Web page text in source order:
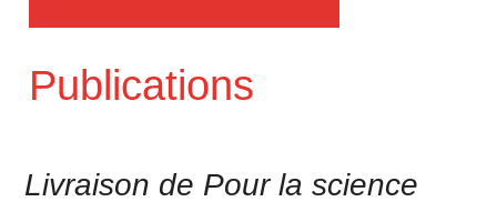
Publications
Livraison de Pour la science